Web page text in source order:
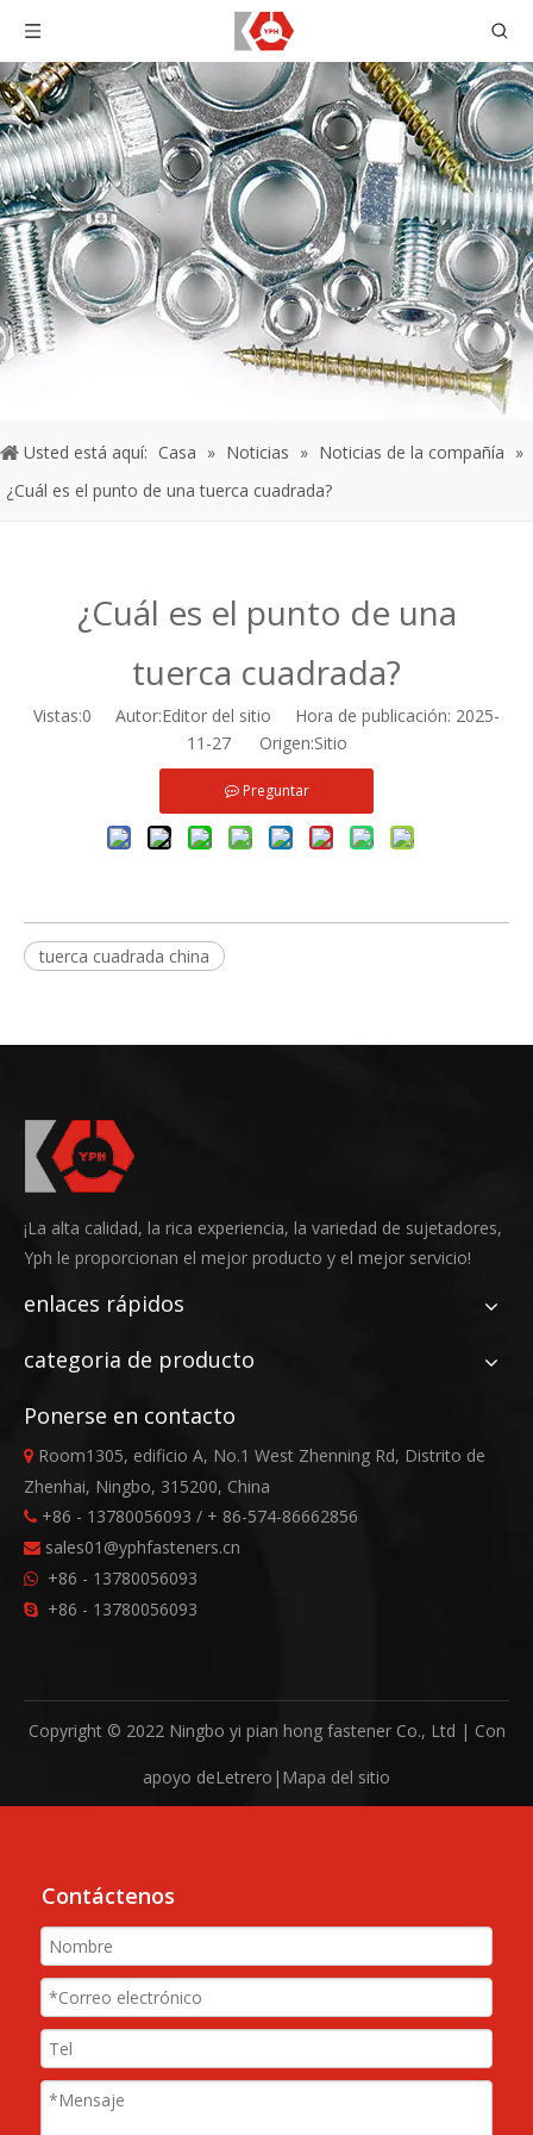
Usted está aquí: Casa » Noticias » Noticias de la compañía »
¿Cuál es el punto de una tuerca cuadrada?
¿Cuál es el punto de una
tuerca cuadrada?
Vistas:0 Autor:Editor del sitio Hora de publicación: 2025-
11-27 Origen:Sitio
Preguntar
tuerca cuadrada china
¡La alta calidad, la rica experiencia, la variedad de sujetadores,
Yph le proporcionan el mejor producto y el mejor servicio!
enlaces rápidos
categoria de producto
Ponerse en contacto
 Room1305, edificio A, No.1 West Zhenning Rd, Distrito de
Zhenhai, Ningbo, 315200, China
 +86 - 13780056093 / + 86-574-86662856
 sales01@yphfasteners.cn
 +86 - 13780056093
 +86 - 13780056093
Copyright © 2022 Ningbo yi pian hong fastener Co., Ltd | Con
apoyo deLetrero | Mapa del sitio
Contáctenos